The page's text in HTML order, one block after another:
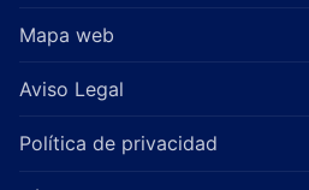
Mapa web
Aviso Legal
Política de privacidad